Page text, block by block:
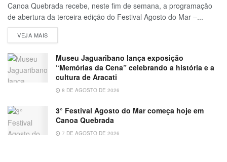
Canoa Quebrada recebe, neste fim de semana, a programação
de abertura da terceira edição do Festival Agosto do Mar –...
VEJA MAIS
Museu Jaguaribano lança exposição
“Memórias da Cena” celebrando a história e a
cultura de Aracati
8 DE AGOSTO DE 2026
3° Festival Agosto do Mar começa hoje em
Canoa Quebrada
7 DE AGOSTO DE 2026